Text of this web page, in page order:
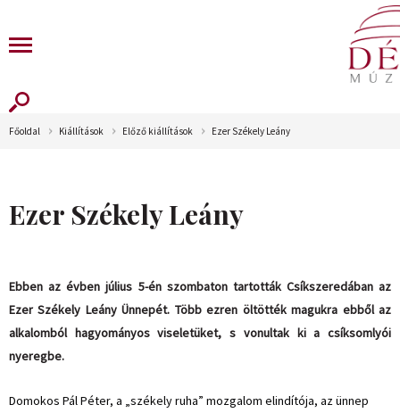
Főoldal Kiállítások Előző kiállítások Ezer Székely Leány
Ezer Székely Leány
Ebben az évben július 5-én szombaton tartották Csíkszeredában az
Ezer Székely Leány Ünnepét. Több ezren öltötték magukra ebből az
alkalomból hagyományos viseletüket, s vonultak ki a csíksomlyói
nyeregbe.
Domokos Pál Péter, a „székely ruha” mozgalom elindítója, az ünnep